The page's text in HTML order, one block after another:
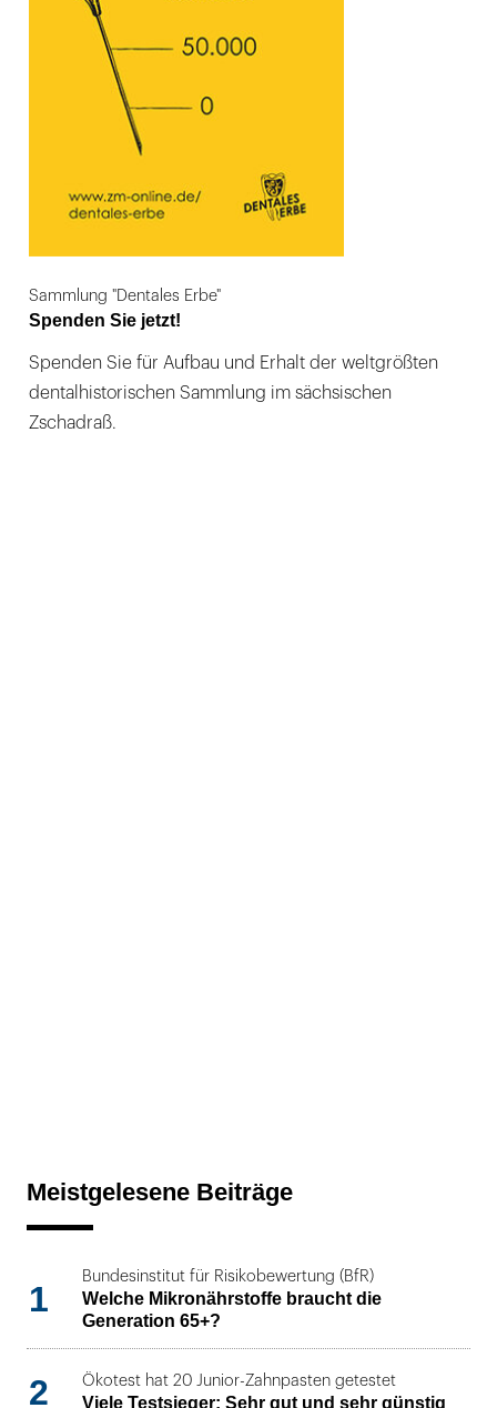
Sammlung "Dentales Erbe"
Spenden Sie jetzt!
Spenden Sie für Aufbau und Erhalt der weltgrößten
dentalhistorischen Sammlung im sächsischen
Zschadraß.
Meistgelesene Beiträge
1
Bundesinstitut für Risikobewertung (BfR)
Welche Mikronährstoffe braucht die
Generation 65+?
2 Ökotest hat 20 Junior-Zahnpasten getestet
Viele Testsieger: Sehr gut und sehr günstig